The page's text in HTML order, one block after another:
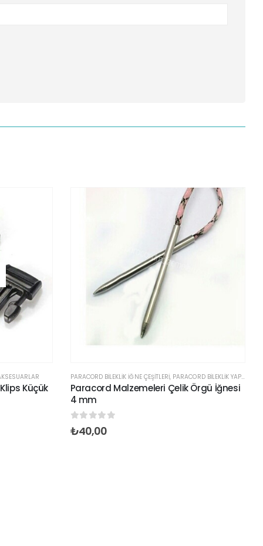
Küçük
PARACORD BILEKLIK İĞNE ÇEŞITLERI, PARACORD BİLEKLİK YAPMA ARAÇLARI
Paracord Malzemeleri Çelik Örgü İğnesi
4 mm
0 out of 5
₺40,00